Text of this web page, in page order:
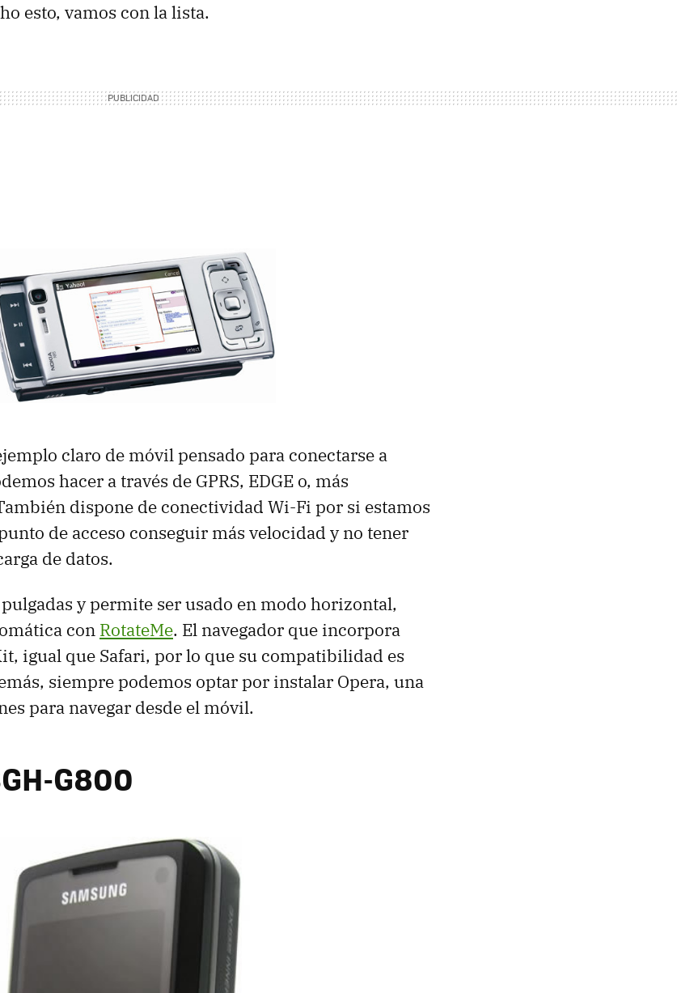
esto, vamos con la lista.
claro de móvil pensado para conectarse a
hacer a través de GPRS, EDGE o, más
dispone de conectividad Wi-Fi por si estamos
de acceso conseguir más velocidad y no tener
de datos.
y permite ser usado en modo horizontal,
con RotateMe. El navegador que incorpora
igual que Safari, por lo que su compatibilidad es
siempre podemos optar por instalar Opera, una
para navegar desde el móvil.
G800